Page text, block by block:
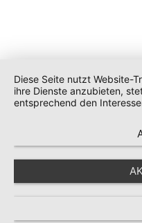
Diese Seite nutzt Website-
ihre Dienste anzubieten,
entsprechend den